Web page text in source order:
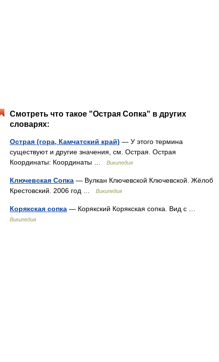
Смотреть что такое "Острая Сопка" в других
словарях:
Острая (гора, Камчатский край) — У этого термина
существуют и другие значения, см. Острая. Острая
Координаты: Координаты …
Википедия
Ключевская Сопка — Вулкан Ключевской Ключевской. Жёлоб
Крестовский. 2006 год …
Википедия
Корякская сопка — Корякский Корякская сопка. Вид с …
Википедия